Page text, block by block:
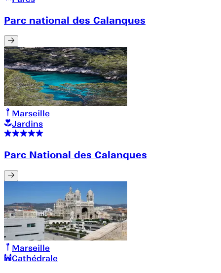
Parc national des Calanques
Marseille
Jardins
Parc National des Calanques
Marseille
Cathédrale